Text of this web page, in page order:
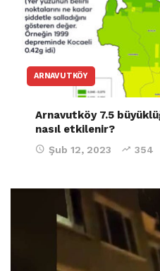
ARNAVUTKÖY
Arnavutköy 7.5
nasıl etkilenir?
Şub 12, 2023 354